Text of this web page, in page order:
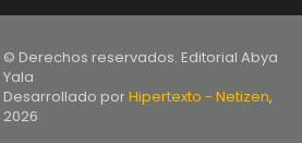
© Derechos reservados. Editorial Abya
Yala
Desarrollado porHipertexto - Netizen,
2026